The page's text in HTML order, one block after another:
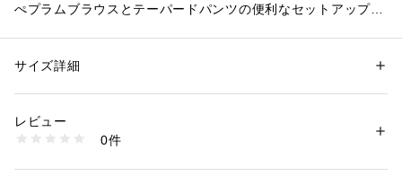
ぺプラムブラウスとテーパードパンツの便利なセットアップア
ィットし、裾は前後差のあるペプラムシルエットで体型カバー
ジョンシーンはもちろん、それぞれ単品でも使えるのでオフの
日にも活躍してくれます。
性別：レディース
素材：ブラウス:ポリエステル 94% ポリウレタン 6%、パンツ: ポリエス
生産国：ブラウス:中国製、パンツ:中国製
洗濯：40℃非常に弱い 漂白× アイロン110℃ ドライ弱い タンブル乾燥×
※詳しい洗濯方法については、商品の品質表示タグをご覧ください
サイズ詳細
レビュー
0件